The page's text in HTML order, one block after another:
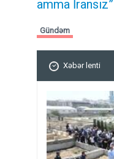
amma İransız”
Gündəm
Xəbər lenti